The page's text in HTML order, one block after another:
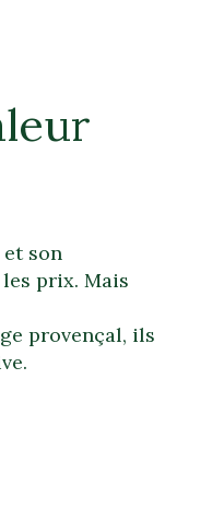
son
prix. Mais
provençal, ils